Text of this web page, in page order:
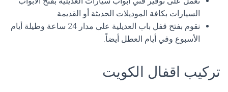
السيارات بكافة الموديلات الحديثة أو القديمة.
نقوم بفتح قفل باب العديلية على مدار 24 ساعة وطيلة أيام
الأسبوع وفي أيام العطل أيضاً.
تركيب اقفال الكويت